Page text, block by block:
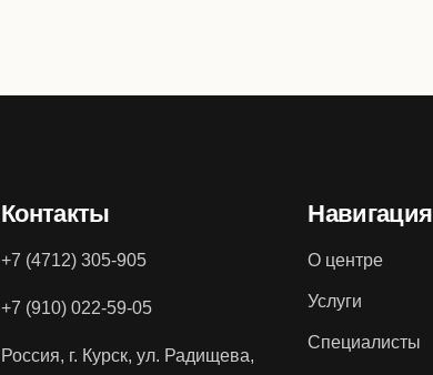
Контакты
+7 (4712) 305-905
+7 (910) 022-59-05
Россия, г. Курск, ул. Радищева,
Навигация
О центре
Услуги
Специалисты